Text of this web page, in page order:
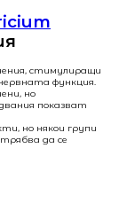
стимулиращи
функция.
но
показват
но някои групи
да се